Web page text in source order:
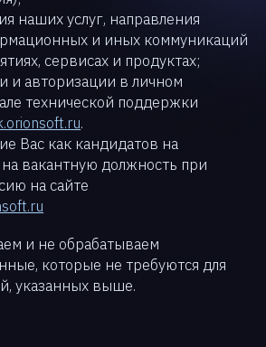
наших услуг, направления
и иных коммуникаций
сервисах и продуктах;
и авторизации в личном
технической поддержки
.
Вас как кандидатов на
вакантную должность при
на сайте
и не обрабатываем
которые не требуются для
указанных выше.